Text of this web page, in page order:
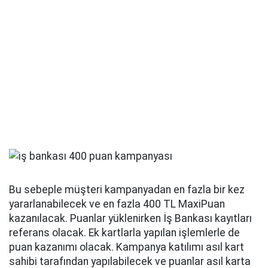
Bu sebeple müşteri kampanyadan en fazla bir kez
yararlanabilecek ve en fazla 400 TL MaxiPuan
kazanılacak. Puanlar yüklenirken İş Bankası kayıtları
referans olacak. Ek kartlarla yapılan işlemlerle de
puan kazanımı olacak. Kampanya katılımı asıl kart
sahibi tarafından yapılabilecek ve puanlar asıl karta